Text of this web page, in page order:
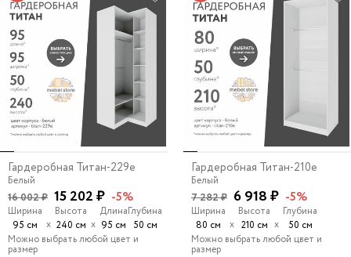
Гардеробная Титан-229e
Белый
16 002 ₽ 15 202 ₽ -5%
Ширина
95 см
х
Высота
240 см х
Длина
95 см
Глубина
50 см
Можно выбрать любой цвет и
размер
Гардеробная Титан-210e
Белый
7 282 ₽ 6 918 ₽ -5%
Ширина
80 см
х
Высота
210 см х
Глубина
50 см
Можно выбрать любой цвет и
размер